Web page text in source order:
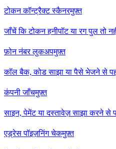
टोकन कॉन्ट्रैक्ट स्कैनरमुफ़्त
जाँचें कि टोकन हनीपॉट या रग पुल तो
फ़ोन नंबर लुकअपमुफ़्त
कॉल बैक, कोड साझा या पैसे भेजने से
कंपनी जाँचमुफ़्त
साइन, पेमेंट या दस्तावेज़ साझा करने से
एड्रेस पॉइज़निंग चेकमुफ़्त